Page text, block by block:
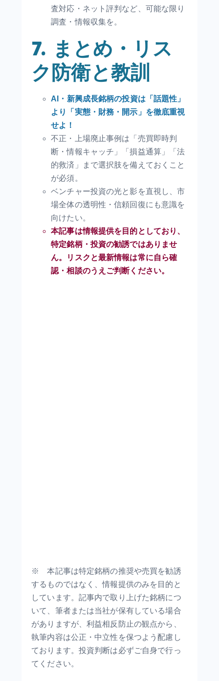
査対応・ネット評判など、可能な限り
調査・情報収集を。
7. まとめ・リス
ク防衛と教訓
AI・新興成長銘柄の投資は「話題性」
より「実態・財務・開示」を徹底重視
せよ！
不正・上場廃止事例は「売買即時判
断・情報キャッチ」「損益通算」「法
的救済」まで選択肢を備えておくこと
が必須。
ベンチャー投資の光と影を直視し、市
場全体の透明性・信頼回復にも意識を
向けたい。
本記事は情報提供を目的としており、
特定銘柄・投資の勧誘ではありませ
ん。リスクと最新情報は常に自ら確
認・相談のうえご判断ください。
※ 本記事は特定銘柄の推奨や売買を勧誘
するものではなく、情報提供のみを目的と
しています。記事内で取り上げた銘柄につ
いて、筆者または当社が保有している場合
がありますが、利益相反防止の観点から、
執筆内容は公正・中立性を保つよう配慮し
ております。投資判断は必ずご自身で行っ
てください。